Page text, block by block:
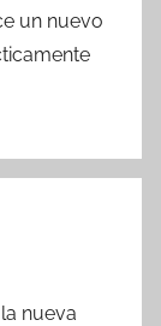
un nuevo
nueva